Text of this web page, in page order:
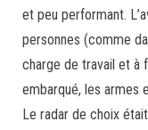
et peu performant.
personnes (comme
charge de travail et à
embarqué, les armes
Le radar de choix